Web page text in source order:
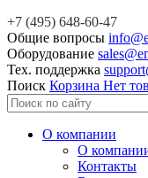
+7 (495) 648-60-47
Общие вопросы
Оборудование
Тех. поддержка
Поиск Корзина Нет
О компании
О
Контакты